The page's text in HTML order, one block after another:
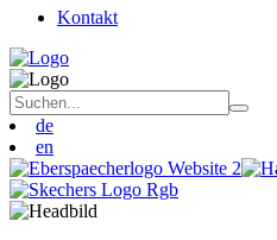
Kontakt
de
en